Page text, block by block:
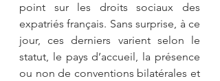
point sur les droits sociaux des
expatriés français. Sans surprise, à ce
jour, ces derniers varient selon le
statut, le pays d’accueil, la présence
ou non de conventions bilatérales et